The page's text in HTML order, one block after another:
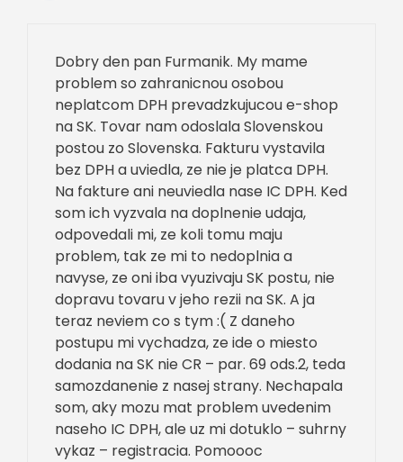
Dobry den pan Furmanik. My mame
problem so zahranicnou osobou
neplatcom DPH prevadzkujucou e-shop
na SK. Tovar nam odoslala Slovenskou
postou zo Slovenska. Fakturu vystavila
bez DPH a uviedla, ze nie je platca DPH.
Na fakture ani neuviedla nase IC DPH. Ked
som ich vyzvala na doplnenie udaja,
odpovedali mi, ze koli tomu maju
problem, tak ze mi to nedoplnia a
navyse, ze oni iba vyuzivaju SK postu, nie
dopravu tovaru v jeho rezii na SK. A ja
teraz neviem co s tym :( Z daneho
postupu mi vychadza, ze ide o miesto
dodania na SK nie CR – par. 69 ods.2, teda
samozdanenie z nasej strany. Nechapala
som, aky mozu mat problem uvedenim
naseho IC DPH, ale uz mi dotuklo – suhrny
vykaz – registracia. Pomoooc